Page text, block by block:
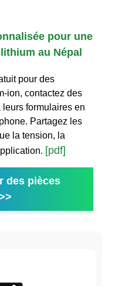
pour une
au Népal
pour des
ion, contactez des
formulaires en
Partagez les
la tension, la
[pdf]
des pièces